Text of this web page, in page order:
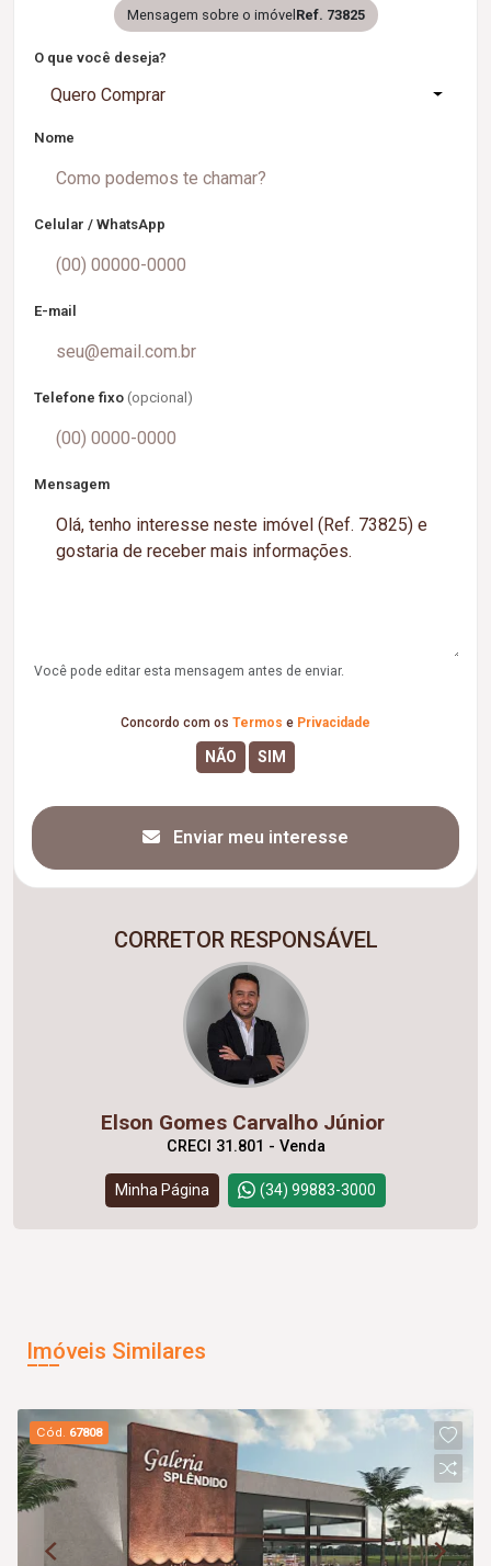
Mensagem sobre o imóvelRef. 73825
O que você deseja?
Quero Comprar
Nome
Celular / WhatsApp
E-mail
Telefone fixo (opcional)
Mensagem
Você pode editar esta mensagem antes de enviar.
Concordo com os Termos e Privacidade
Enviar meu interesse
CORRETOR RESPONSÁVEL
Elson Gomes Carvalho Júnior
CRECI 31.801 - Venda
Minha Página (34) 99883-3000
Imóveis Similares
Cód. 67808